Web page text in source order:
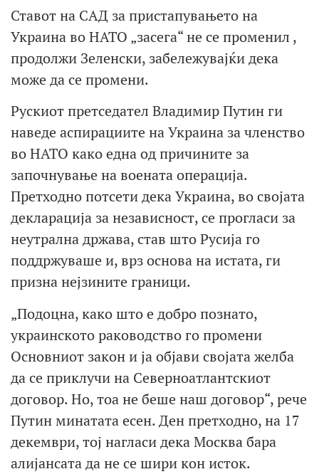
Ставот на САД за пристапувањето на
Украина во НАТО „засега“ не се променил ,
продолжи Зеленски, забележувајќи дека
може да се промени.
Рускиот претседател Владимир Путин ги
наведе аспирациите на Украина за членство
во НАТО како една од причините за
започнување на воената операција.
Претходно потсети дека Украина, во својата
декларација за независност, се прогласи за
неутрална држава, став што Русија го
поддржуваше и, врз основа на истата, ги
призна нејзините граници.
„Подоцна, како што е добро познато,
украинското раководство го промени
Основниот закон и ја објави својата желба
да се приклучи на Северноатлантскиот
договор. Но, тоа не беше наш договор“, рече
Путин минатата есен. Ден претходно, на 17
декември, тој нагласи дека Москва бара
алијансата да не се шири кон исток.